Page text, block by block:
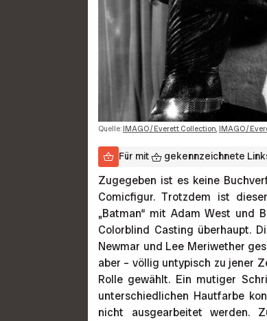
Quelle:IMAGO / Everett Collection IMAGO /
Für mit gekennzeichnete
Zugegeben ist es keine
Comicfigur. Trotzdem ist
„Batman“ mit Adam West und
Colorblind Casting überhaupt.
Newmar und Lee Meriwether
aber – völlig untypisch zu jener
Rolle gewählt. Ein mutiger
unterschiedlichen Hautfarbe
nicht ausgearbeitet werden.